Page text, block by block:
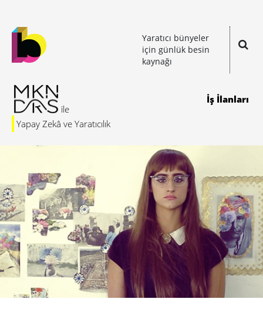
Yaratıcı bünyeler
için günlük besin
kaynağı
Yapay Zekâ ve Yaratıcılık
İş İlanları